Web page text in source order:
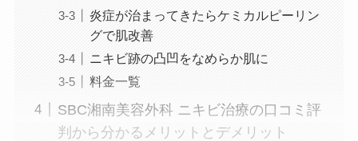
炎症が治まってきたらケミカルピーリン
グで肌改善
ニキビ跡の凸凹をなめらか肌に
料金一覧
SBC湘南美容外科 ニキビ治療の口コミ評
判から分かるメリットとデメリット